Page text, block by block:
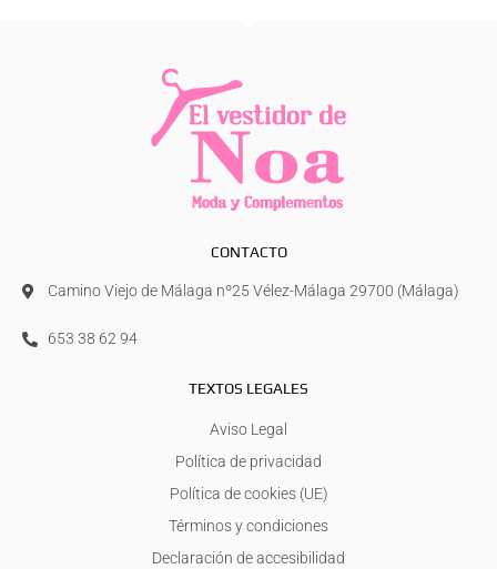
CONTACTO
Camino Viejo de Málaga nº25 Vélez-Málaga 29700 (Málaga)
653 38 62 94
TEXTOS LEGALES
Aviso Legal
Política de privacidad
Política de cookies (UE)
Términos y condiciones
Declaración de accesibilidad